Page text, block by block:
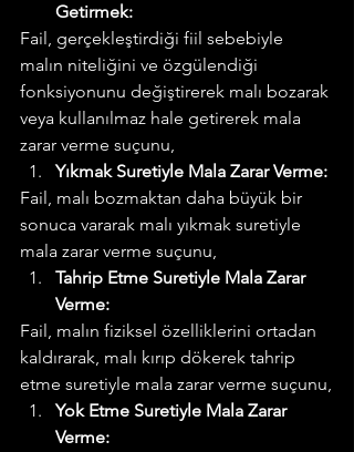
Getirmek:
Fail, gerçekleştirdiği fiil sebebiyle
malın niteliğini ve özgülendiği
fonksiyonunu değiştirerek malı bozarak
veya kullanılmaz hale getirerek mala
zarar verme suçunu,
Yıkmak Suretiyle Mala Zarar Verme:
Fail, malı bozmaktan daha büyük bir
sonuca vararak malı yıkmak suretiyle
mala zarar verme suçunu,
Tahrip Etme Suretiyle Mala Zarar
Verme:
Fail, malın fiziksel özelliklerini ortadan
kaldırarak, malı kırıp dökerek tahrip
etme suretiyle mala zarar verme suçunu,
Yok Etme Suretiyle Mala Zarar
Verme: